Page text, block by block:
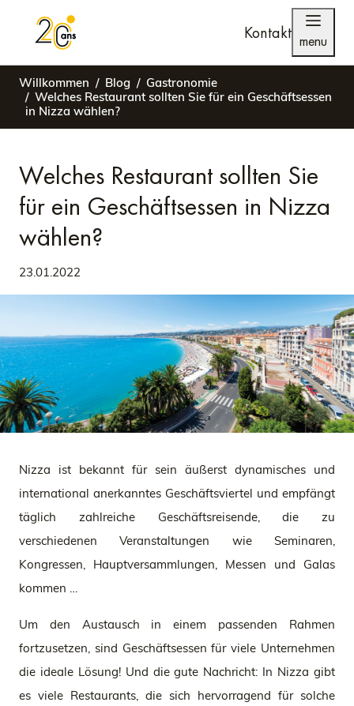
Kontakt menu
Willkommen Blog
Gastronomie
Welches Restaurant sollten Sie für ein Geschäftsessen
in Nizza wählen?
Welches Restaurant sollten Sie
für ein Geschäftsessen in Nizza
wählen?
23.01.2022
Nizza ist bekannt für sein äußerst dynamisches und
international anerkanntes Geschäftsviertel und empfängt
täglich zahlreiche Geschäftsreisende, die zu
verschiedenen Veranstaltungen wie Seminaren,
Kongressen, Hauptversammlungen, Messen und Galas
kommen …
Um den Austausch in einem passenden Rahmen
fortzusetzen, sind Geschäftsessen für viele Unternehmen
die ideale Lösung! Und die gute Nachricht: In Nizza gibt
es viele Restaurants, die sich hervorragend für solche